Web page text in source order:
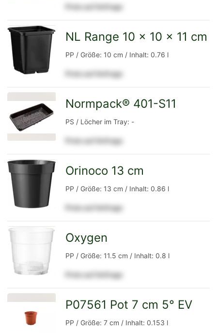
Detailseite
Preis auf Anfrage
Detailseite
NL Range 10 x 10 x 11 cm
PP / Größe: 10 cm / Inhalt: 0.76 l
Preis auf Anfrage
Detailseite
Normpack® 401-S11
PS / Löcher im Tray: -
Preis auf Anfrage
Detailseite
Orinoco 13 cm
PP / Größe: 13 cm / Inhalt: 0.86 l
Preis auf Anfrage
Detailseite
Oxygen
PP / Größe: 11.5 cm / Inhalt: 0.8 l
Preis auf Anfrage
P07561 Pot 7 cm 5° EV
PP / Größe: 7 cm / Inhalt: 0.153 l